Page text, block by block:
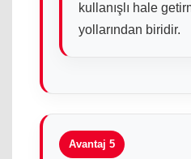
kullanışlı hale
yollarından biridir.
Avantaj 5